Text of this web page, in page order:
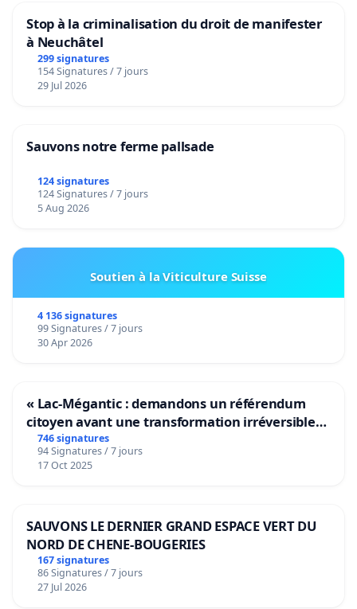
Stop à la criminalisation du droit de manifester
à Neuchâtel
299 signatures
154 Signatures / 7 jours
29 Jul 2026
Sauvons notre ferme pallsade
124 signatures
124 Signatures / 7 jours
5 Aug 2026
Soutien à la Viticulture Suisse
4 136 signatures
99 Signatures / 7 jours
30 Apr 2026
« Lac-Mégantic : demandons un référendum
citoyen avant une transformation irréversible
de notre territoire »
746 signatures
94 Signatures / 7 jours
17 Oct 2025
SAUVONS LE DERNIER GRAND ESPACE VERT DU
NORD DE CHENE-BOUGERIES
167 signatures
86 Signatures / 7 jours
27 Jul 2026